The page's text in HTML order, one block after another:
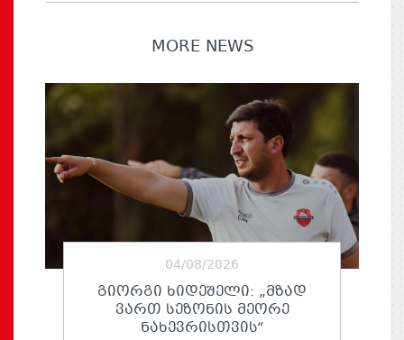
MORE NEWS
04/08/2026
ᲒᲘᲝᲠᲒᲘ ᲮᲘᲓᲔᲨᲔᲚᲘ: „ᲛᲖᲐᲓ
ᲕᲐᲠᲗ ᲡᲔᲖᲝᲜᲘᲡ ᲛᲔᲝᲠᲔ
ᲜᲐᲮᲔᲕᲠᲘᲡᲗᲕᲘᲡ“